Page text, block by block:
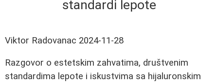
standardi lepote
Viktor Radovanac 2024-11-28
Razgovor o estetskim zahvatima, društvenim
standardima lepote i iskustvima sa hijaluronskim